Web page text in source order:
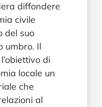
diffondere
civile
del suo
umbro. Il
di
locale un
che
al